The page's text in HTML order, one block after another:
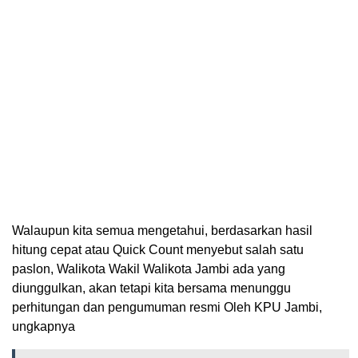
Walaupun kita semua mengetahui, berdasarkan hasil
hitung cepat atau Quick Count menyebut salah satu
paslon, Walikota Wakil Walikota Jambi ada yang
diunggulkan, akan tetapi kita bersama menunggu
perhitungan dan pengumuman resmi Oleh KPU Jambi,
ungkapnya